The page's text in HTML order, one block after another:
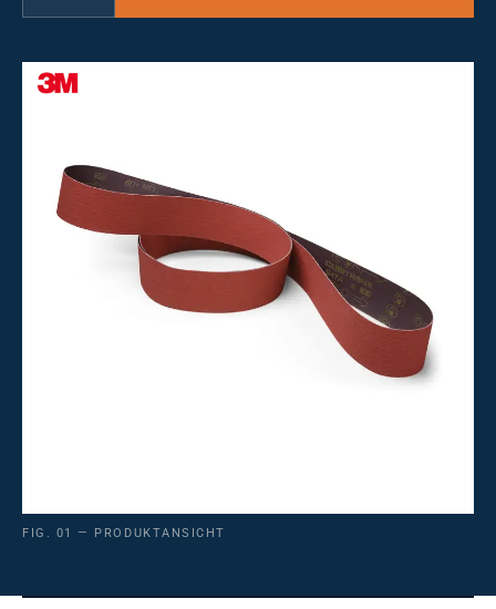
FIG. 01 — PRODUKTANSICHT